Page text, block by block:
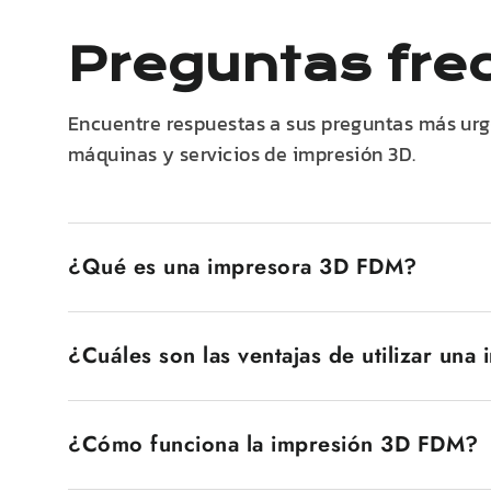
Preguntas
Encuentre respuestas a sus preguntas más
máquinas y servicios de impresión 3D.
¿Qué es una impresora 3D FDM?
capa por capa de filamento de plástico fundido.
tanto por principiantes como por usuarios
¿Cuáles son las ventajas de utilizar una
hace accesibles a un amplio mercado, como
¿Cómo funciona la impresión 3D FDM?